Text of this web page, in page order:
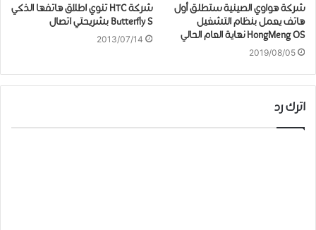
شركة هواوي الصينية ستطلق أول
هاتف يعمل بنظام التشغيل
HongMeng OS نهاية العام الحالي
2019/08/05
شركة HTC تنوي اطلاق هاتفها الذكي
Butterfly S بشريحتي اتصال
2013/07/14
اترك رد